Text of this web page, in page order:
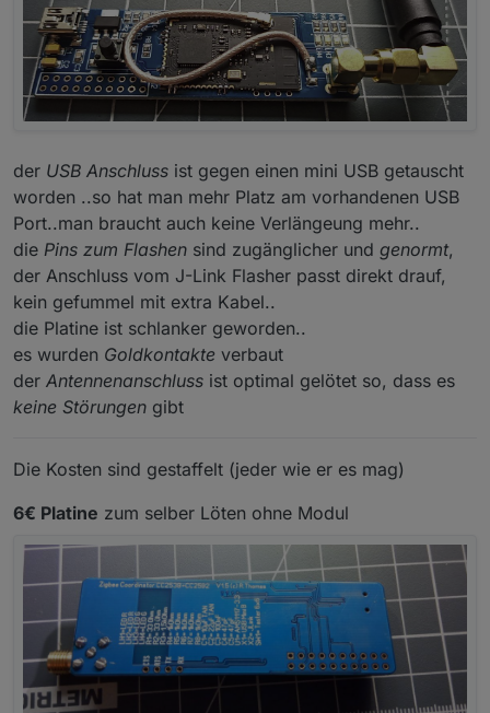
der USB Anschluss ist gegen einen mini USB getauscht
worden ..so hat man mehr Platz am vorhandenen USB
Port..man braucht auch keine Verlängeung mehr..
die Pins zum Flashen sind zugänglicher und genormt,
der Anschluss vom J-Link Flasher passt direkt drauf,
kein gefummel mit extra Kabel..
die Platine ist schlanker geworden..
es wurden Goldkontakte verbaut
der Antennenanschluss ist optimal gelötet so, dass es
keine Störungen gibt
Die Kosten sind gestaffelt (jeder wie er es mag)
6€ Platine zum selber Löten ohne Modul